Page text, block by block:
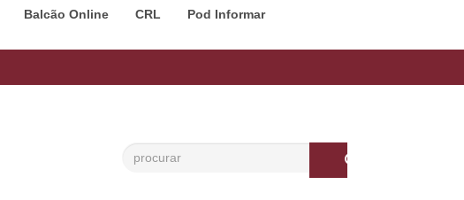
Balcão Online CRL
Pod Informar